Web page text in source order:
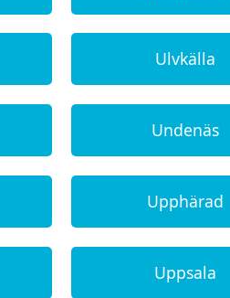
Ulvkälla
Undenäs
Upphärad
Uppsala